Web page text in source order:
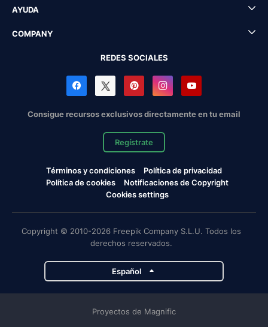
AYUDA
COMPANY
REDES SOCIALES
Consigue recursos exclusivos directamente en tu email
Regístrate
Términos y condiciones
Política de privacidad
Política de cookies
Notificaciones de Copyright
Cookies settings
Copyright © 2010-2026 Freepik Company S.L.U. Todos los
derechos reservados.
Español
Proyectos de Magnific